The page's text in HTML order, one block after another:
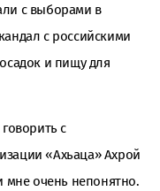
с выборами в
с российскими
и пищу для
с
«Ахьаца» Ахрой
мне очень непонятно.